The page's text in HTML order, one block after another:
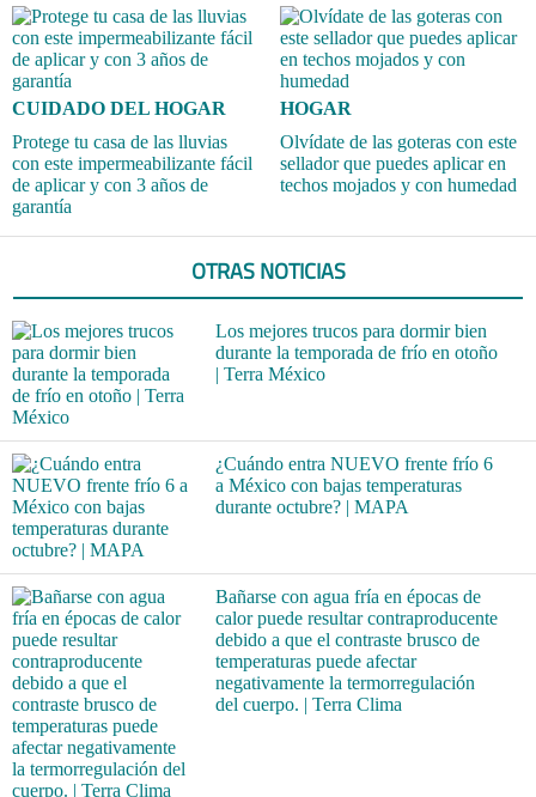
CUIDADO DEL HOGAR
Protege tu casa de las lluvias
con este impermeabilizante fácil
de aplicar y con 3 años de
garantía
HOGAR
Olvídate de las goteras con este
sellador que puedes aplicar en
techos mojados y con humedad
OTRAS NOTICIAS
Los mejores trucos para dormir bien
durante la temporada de frío en otoño
| Terra México
¿Cuándo entra NUEVO frente frío 6
a México con bajas temperaturas
durante octubre? | MAPA
Bañarse con agua fría en épocas de
calor puede resultar contraproducente
debido a que el contraste brusco de
temperaturas puede afectar
negativamente la termorregulación
del cuerpo. | Terra Clima